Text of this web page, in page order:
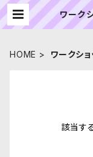
ワーク
生地や
HOME
ワークシ
該当す